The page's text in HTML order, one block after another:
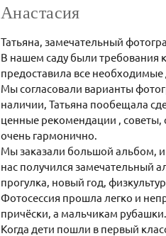
Анастасия
Татьяна, замечательный
В нашем саду были требования
предоставила все
Мы согласовали варианты
наличии, Татьяна пообещала
ценные рекомендации , советы,
очень гармонично.
Мы заказали большой альбом, и
нас получился замечательный
прогулка, новый год,
Фотосессия прошла легко и
причёски, а мальчикам
Когда дети пошли в первый